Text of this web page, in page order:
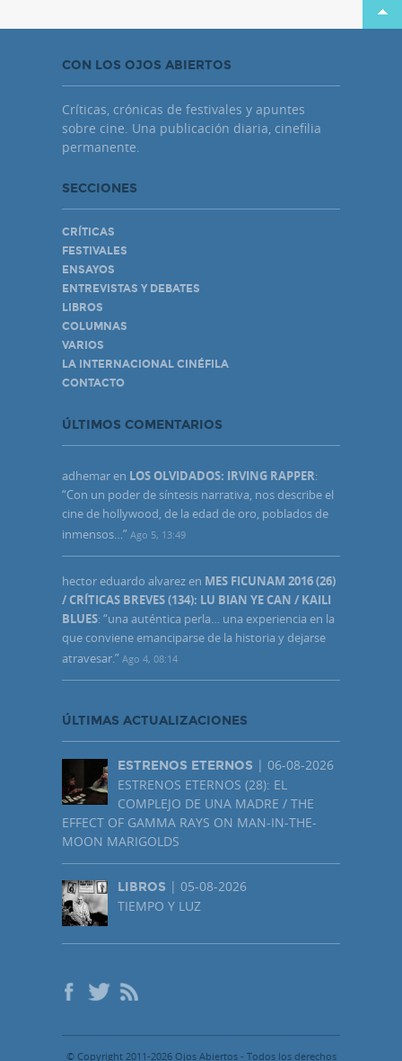
CON LOS OJOS ABIERTOS
Críticas, crónicas de festivales y apuntes
sobre cine. Una publicación diaria, cinefilia
permanente.
SECCIONES
CRÍTICAS
FESTIVALES
ENSAYOS
ENTREVISTAS Y DEBATES
LIBROS
COLUMNAS
VARIOS
LA INTERNACIONAL CINÉFILA
CONTACTO
ÚLTIMOS COMENTARIOS
adhemar en LOS OLVIDADOS: IRVING RAPPER:
“Con un poder de síntesis narrativa, nos describe el
cine de hollywood, de la edad de oro, poblados de
inmensos…” Ago 5, 13:49
hector eduardo alvarez en MES FICUNAM 2016 (26)
/ CRÍTICAS BREVES (134): LU BIAN YE CAN / KAILI
BLUES: “una auténtica perla… una experiencia en la
que conviene emanciparse de la historia y dejarse
atravesar.” Ago 4, 08:14
ÚLTIMAS ACTUALIZACIONES
ESTRENOS ETERNOS | 06-08-2026
ESTRENOS ETERNOS (28): EL
COMPLEJO DE UNA MADRE / THE
EFFECT OF GAMMA RAYS ON MAN-IN-THE-
MOON MARIGOLDS
LIBROS | 05-08-2026
TIEMPO Y LUZ
© Copyright 2011-2026 Ojos Abiertos - Todos los derechos